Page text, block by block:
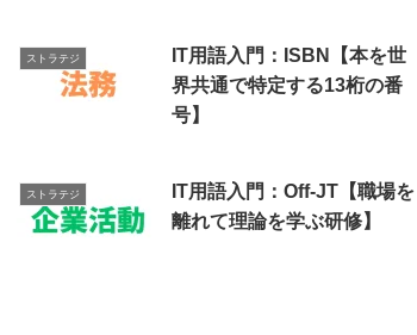
ストラテジ
IT用語入門：ISBN【本を世
界共通で特定する13桁の番
号】
ストラテジ
IT用語入門：Off-JT【職場を
離れて理論を学ぶ研修】